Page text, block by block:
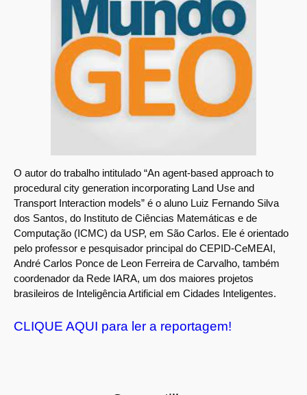
O autor do trabalho intitulado “An agent-based approach to
procedural city generation incorporating Land Use and
Transport Interaction models” é o aluno Luiz Fernando Silva
dos Santos, do Instituto de Ciências Matemáticas e de
Computação (ICMC) da USP, em São Carlos. Ele é orientado
pelo professor e pesquisador principal do CEPID-CeMEAI,
André Carlos Ponce de Leon Ferreira de Carvalho, também
coordenador da Rede IARA, um dos maiores projetos
brasileiros de Inteligência Artificial em Cidades Inteligentes.
CLIQUE AQUI para ler a reportagem!